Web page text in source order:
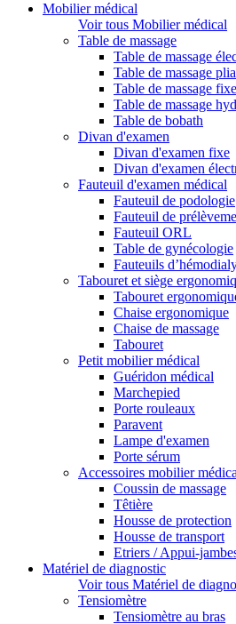
Mobilier médical
Voir tous Mobilier médical
Table de massage
Table de massage
Table de massage
Table de massage fixe
Table de massage
Table de bobath
Divan d'examen
Divan d'examen fixe
Divan d'examen
Fauteuil d'examen médical
Fauteuil de podologie
Fauteuil de
Fauteuil ORL
Table de gynécologie
Fauteuils
Tabouret et siège
Tabouret
Chaise ergonomique
Chaise de massage
Tabouret
Petit mobilier médical
Guéridon médical
Marchepied
Porte rouleaux
Paravent
Lampe d'examen
Porte sérum
Accessoires mobilier
Coussin de massage
Têtière
Housse de protection
Housse de transport
Etriers / Appui-
Matériel de diagnostic
Voir tous Matériel de
Tensiomètre
Tensiomètre au bras